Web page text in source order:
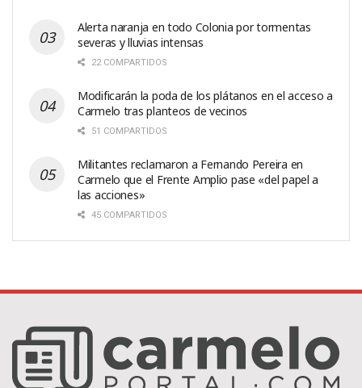
Alerta naranja en todo Colonia por tormentas
severas y lluvias intensas
22 COMPARTIDOS
Modificarán la poda de los plátanos en el acceso a
Carmelo tras planteos de vecinos
51 COMPARTIDOS
Militantes reclamaron a Fernando Pereira en
Carmelo que el Frente Amplio pase «del papel a
las acciones»
45 COMPARTIDOS